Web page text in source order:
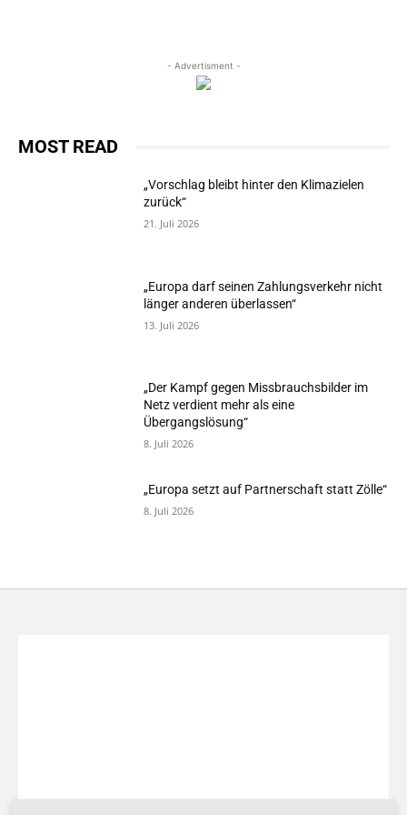
- Advertisment -
MOST READ
„Vorschlag bleibt hinter den Klimazielen
zurück“
21. Juli 2026
„Europa darf seinen Zahlungsverkehr nicht
länger anderen überlassen“
13. Juli 2026
„Der Kampf gegen Missbrauchsbilder im
Netz verdient mehr als eine
Übergangslösung“
8. Juli 2026
„Europa setzt auf Partnerschaft statt Zölle“
8. Juli 2026